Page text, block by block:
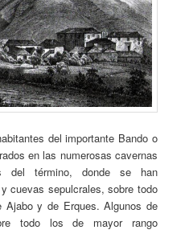
del importante Bando o
en las numerosas cavernas
del término, donde se han
cuevas sepulcrales, sobre todo
y de Erques. Algunos de
todo los de mayor rango